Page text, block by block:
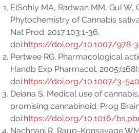
ElSohly MA, Radwan MM, Gul W,
Phytochemistry of Cannabis
Nat Prod. 2017;103:1-36.
doi:https://doi.org/10.1007/978-
Pertwee RG. Pharmacological
Handb Exp Pharmacol.
doi:https://doi.org/10.1007/3-
Deiana S. Medical use of
promising cannabinoid. Prog Brain
doi:https://doi.org/10.1016/
Nachnani R, Raup-Konsavage